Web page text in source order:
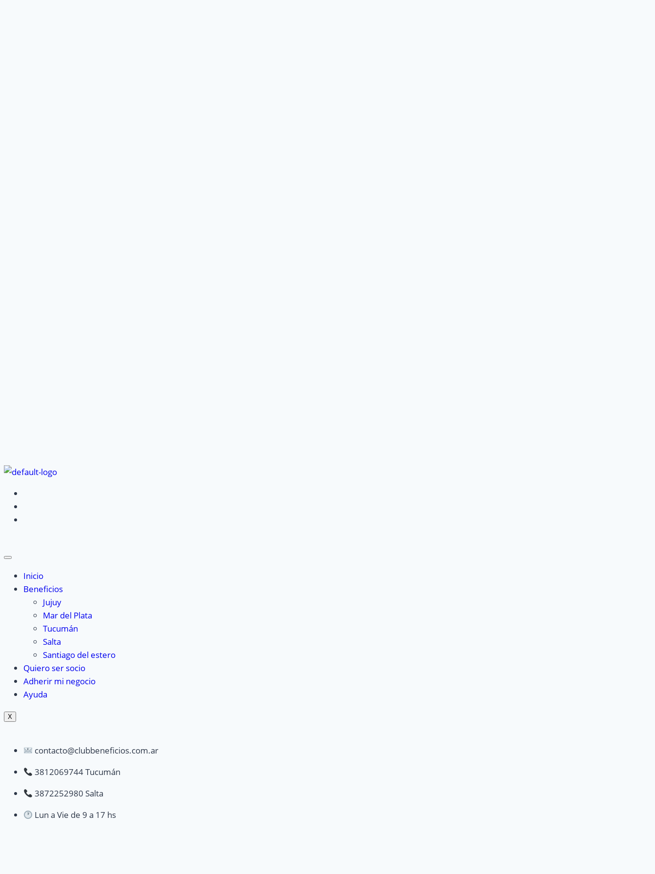
Inicio
Beneficios
Jujuy
Mar del Plata
Tucumán
Salta
Santiago del estero
Quiero ser socio
Adherir mi negocio
Ayuda
X
contacto@clubbeneficios.com.ar
3812069744 Tucumán
3872252980 Salta
Lun a Vie de 9 a 17 hs